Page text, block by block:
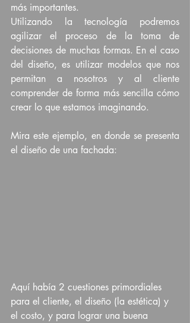
más importantes.
Utilizando la tecnología podremos
agilizar el proceso de la toma de
decisiones de muchas formas. En el caso
del diseño, es utilizar modelos que nos
permitan a nosotros y al cliente
comprender de forma más sencilla cómo
crear lo que estamos imaginando.
Mira este ejemplo, en donde se presenta
el diseño de una fachada:
Aquí había 2 cuestiones primordiales
para el cliente, el diseño (la estética) y
el costo, y para lograr una buena